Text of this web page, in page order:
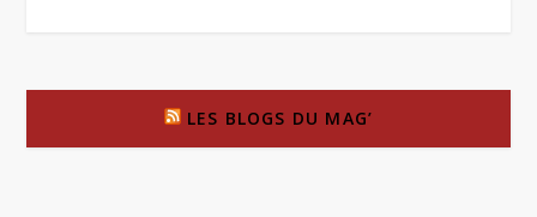
LES BLOGS DU MAG’